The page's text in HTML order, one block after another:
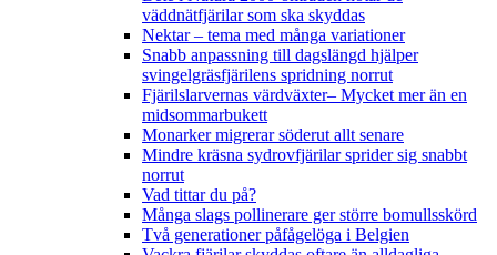
väddnätfjärilar som ska skyddas
Nektar – tema med många variationer
Snabb anpassning till dagslängd hjälper
svingelgräsfjärilens spridning norrut
Fjärilslarvernas värdväxter– Mycket mer än en
midsommarbukett
Monarker migrerar söderut allt senare
Mindre kräsna sydrovfjärilar sprider sig snabbt
norrut
Vad tittar du på?
Många slags pollinerare ger större bomullsskörd
Två generationer påfågelöga i Belgien